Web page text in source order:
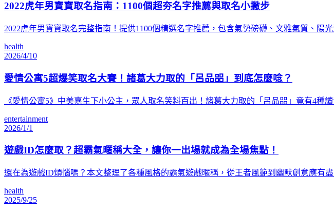
2022虎年男寶寶取名指南：1100個超夯名字推薦與取名小撇步
2022虎年男寶寶取名完整指南！提供1100個精選名字推薦，包含氣勢磅礴、文雅氣質、
health
2026/4/10
愛情公寓5超爆笑取名大賽！諸葛大力取的「呂品㗊」到底怎麼唸？
《愛情公寓5》中美嘉生下小公主，眾人取名笑料百出！諸葛大力取的「呂品㗊」竟有4種
entertainment
2026/1/1
遊戲ID怎麼取？超霸氣暱稱大全，讓你一出場就成為全場焦點！
還在為遊戲ID煩惱嗎？本文整理了各種風格的霸氣遊戲暱稱，從王者風範到幽默創意應有
health
2025/9/25